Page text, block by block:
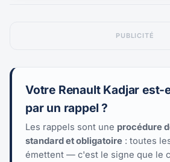
PUBLICITÉ
Votre Renault Kadjar est-
par un rappel ?
Les rappels sont une procédure
standard et obligatoire : toutes
émettent — c'est le signe que le